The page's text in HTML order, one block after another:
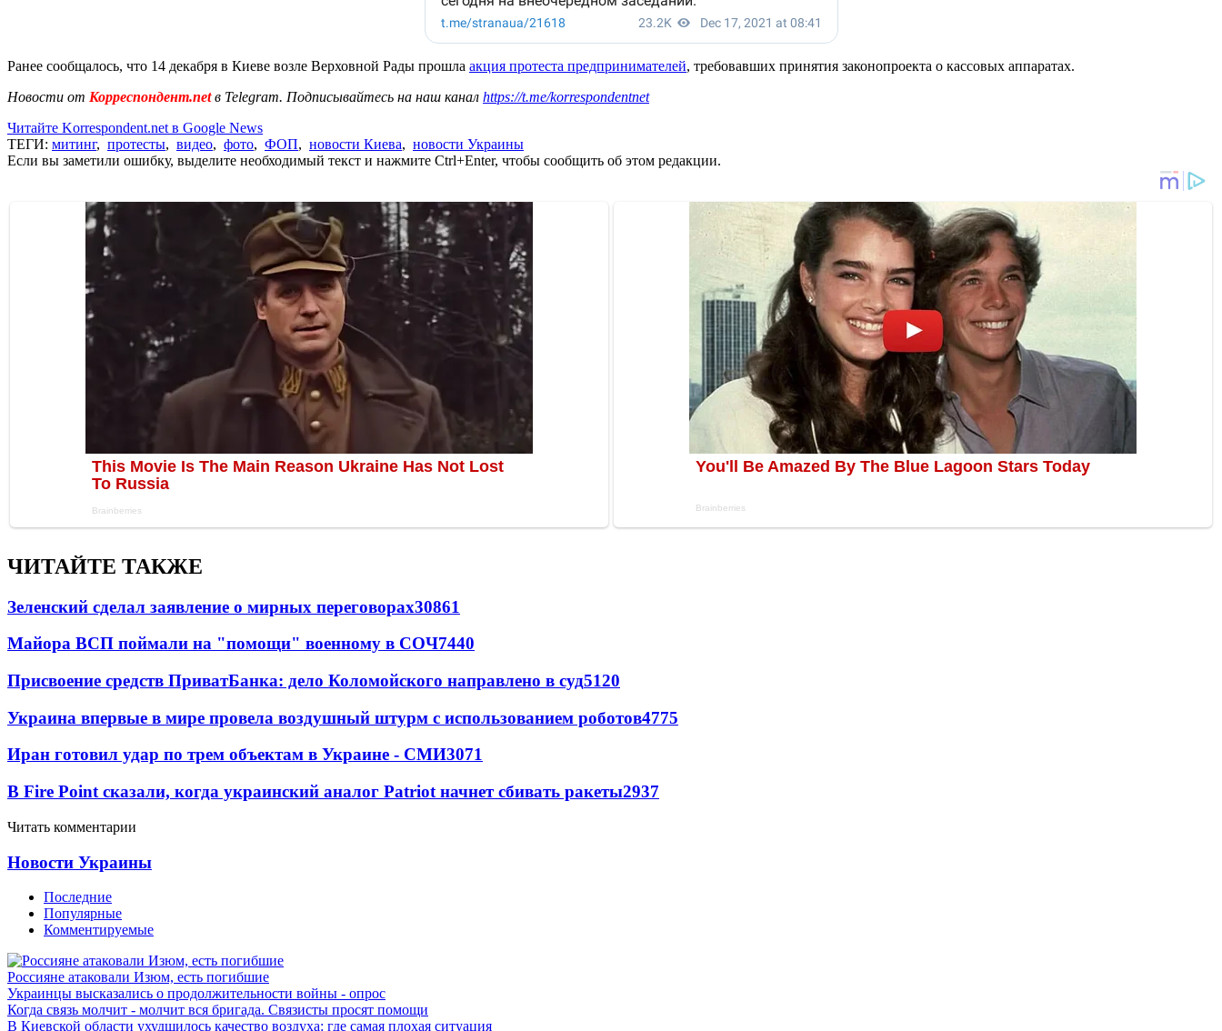
Ранее сообщалось, что 14 декабря в Киеве возле Верховной Рады прошла акция протеста предпринимателей, требовавших принятия законопроекта о кассовых аппаратах.
Новости от Корреспондент.netв Telegram. Подписывайтесь на наш канал https://t.me/korrespondentnet
Читайте Korrespondent.net в Google News
ТЕГИ: митинг, протесты, видео, фото, ФОП, новости Киева, новости Украины
Если вы заметили ошибку, выделите необходимый текст и нажмите Ctrl+Enter, чтобы сообщить об этом редакции.
ЧИТАЙТЕ ТАКЖЕ
Зеленский сделал заявление о мирных переговорах30861
Майора ВСП поймали на "помощи" военному в СОЧ7440
Присвоение средств ПриватБанка: дело Коломойского направлено в суд5120
Украина впервые в мире провела воздушный штурм с использованием роботов4775
Иран готовил удар по трем объектам в Украине - СМИ3071
В Fire Point сказали, когда украинский аналог Patriot начнет сбивать ракеты2937
Читать комментарии
Новости Украины
Последние
Популярные
Комментируемые
Россияне атаковали Изюм, есть погибшие
Украинцы высказались о продолжительности войны - опрос
Когда связь молчит - молчит вся бригада. Связисты просят помощи
В Киевской области ухудшилось качество воздуха: где самая плохая ситуация